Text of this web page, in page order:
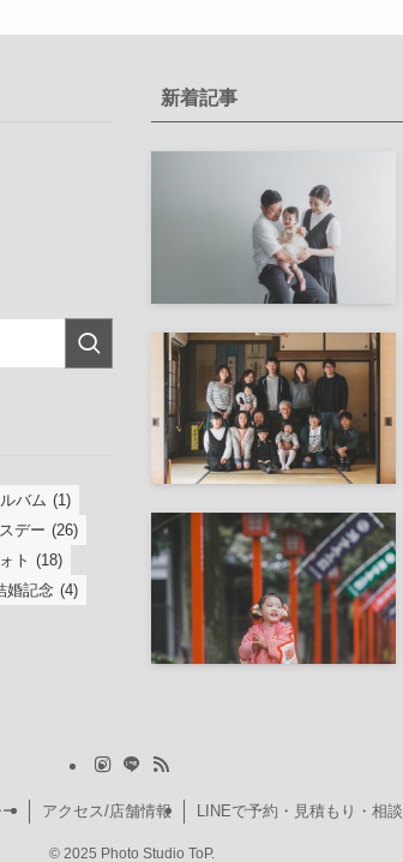
バム (1)
デー (26)
ト (18)
婚記念 (4)
新着記事
アクセス/店舗情報 LINEで予約・見積もり・相談
© 2025 Photo Studio ToP.